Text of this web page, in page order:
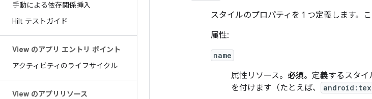
手動による依存関係挿入
Hilt テストガイド
View のアプリ エントリ ポイント
アクティビティのライフサイクル
View のアプリリソース
スタイルのプロパティを 1 つ定義します。こ
属性:
name
属性リソース。 必須。定義するスタ
を付けます（たとえば、